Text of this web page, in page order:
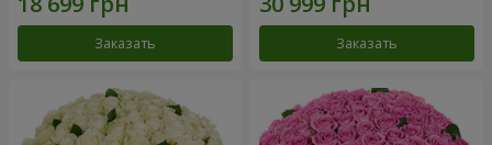
Заказать Заказать